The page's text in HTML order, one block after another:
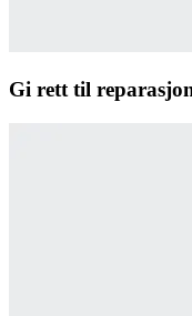
Gi rett til